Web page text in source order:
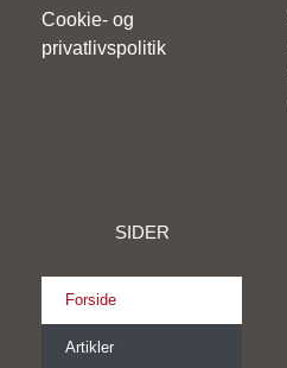
Cookie- og
privatlivspolitik
SIDER
Forside
Artikler